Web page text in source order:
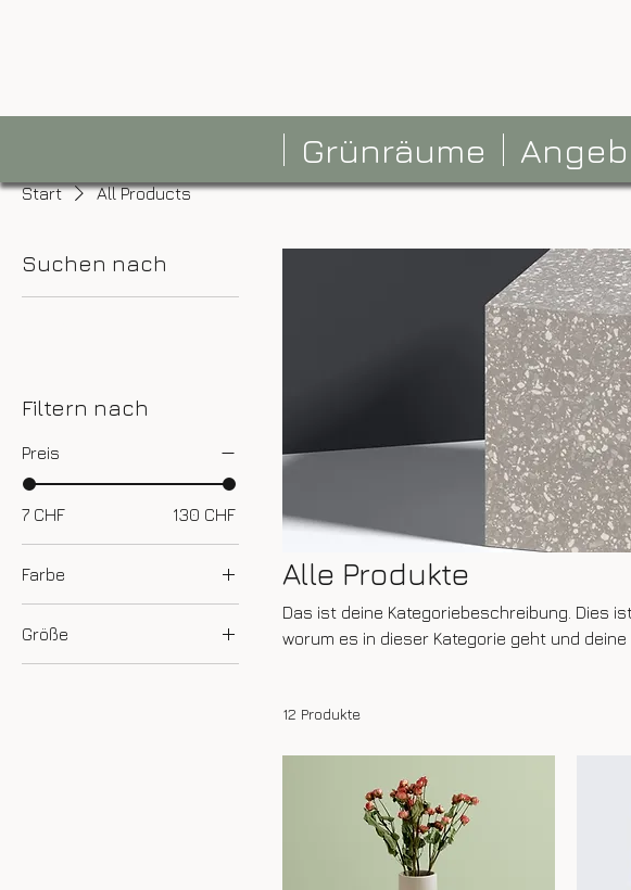
Grünräume
Start All Products
Suchen nach
Filtern nach
Preis
7 CHF 130 CHF
Farbe
Größe
Alle Produkte
Das ist deine Kategoriebeschreibung. Dies
worum es in dieser Kategorie geht und
12 Produkte